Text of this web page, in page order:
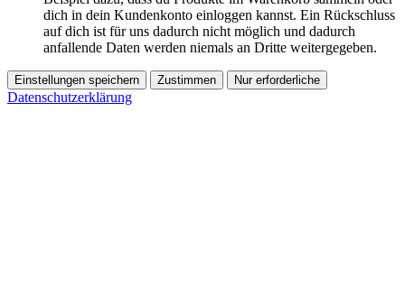
dich in dein Kundenkonto einloggen kannst. Ein Rückschluss
auf dich ist für uns dadurch nicht möglich und dadurch
anfallende Daten werden niemals an Dritte weitergegeben.
Einstellungen speichern Zustimmen Nur erforderliche
Datenschutzerklärung